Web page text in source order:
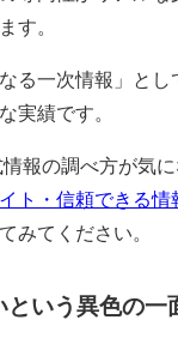
す。
る一次情報」と
実績です。
報の調べ方が気に
ト・信頼できる情
みてください。
という異色の一